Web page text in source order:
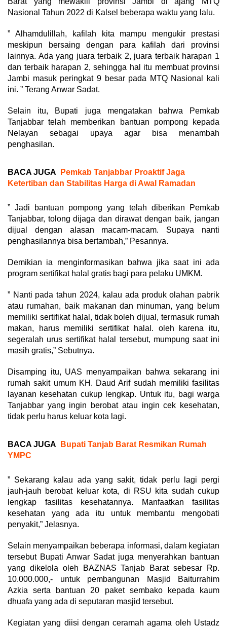
Nasional Tahun 2022 di Kalsel beberapa waktu yang lalu.
” Alhamdulillah, kafilah kita mampu mengukir prestasi
meskipun bersaing dengan para kafilah dari provinsi
lainnya. Ada yang juara terbaik 2, juara terbaik harapan 1
dan terbaik harapan 2, sehingga hal itu membuat provinsi
Jambi masuk peringkat 9 besar pada MTQ Nasional kali
ini. ” Terang Anwar Sadat.
Selain itu, Bupati juga mengatakan bahwa Pemkab
Tanjabbar telah memberikan bantuan pompong kepada
Nelayan sebagai upaya agar bisa menambah
penghasilan.
BACA JUGA
Pemkab Tanjabbar Proaktif Jaga
Ketertiban dan Stabilitas Harga di Awal Ramadan
” Jadi bantuan pompong yang telah diberikan Pemkab
Tanjabbar, tolong dijaga dan dirawat dengan baik, jangan
dijual dengan alasan macam-macam. Supaya nanti
penghasilannya bisa bertambah,” Pesannya.
Demikian ia menginformasikan bahwa jika saat ini ada
program sertifikat halal gratis bagi para pelaku UMKM.
” Nanti pada tahun 2024, kalau ada produk olahan pabrik
atau rumahan, baik makanan dan minuman, yang belum
memiliki sertifikat halal, tidak boleh dijual, termasuk rumah
makan, harus memiliki sertifikat halal. oleh karena itu,
segeralah urus sertifikat halal tersebut, mumpung saat ini
masih gratis,” Sebutnya.
Disamping itu, UAS menyampaikan bahwa sekarang ini
rumah sakit umum KH. Daud Arif sudah memiliki fasilitas
layanan kesehatan cukup lengkap. Untuk itu, bagi warga
Tanjabbar yang ingin berobat atau ingin cek kesehatan,
tidak perlu harus keluar kota lagi.
BACA JUGA
Bupati Tanjab Barat Resmikan Rumah
YMPC
” Sekarang kalau ada yang sakit, tidak perlu lagi pergi
jauh-jauh berobat keluar kota, di RSU kita sudah cukup
lengkap fasilitas kesehatannya. Manfaatkan fasilitas
kesehatan yang ada itu untuk membantu mengobati
penyakit,” Jelasnya.
Selain menyampaikan beberapa informasi, dalam kegiatan
tersebut Bupati Anwar Sadat juga menyerahkan bantuan
yang dikelola oleh BAZNAS Tanjab Barat sebesar Rp.
10.000.000,- untuk pembangunan Masjid Baiturrahim
Azkia serta bantuan 20 paket sembako kepada kaum
dhuafa yang ada di seputaran masjid tersebut.
Kegiatan yang diisi dengan ceramah agama oleh Ustadz